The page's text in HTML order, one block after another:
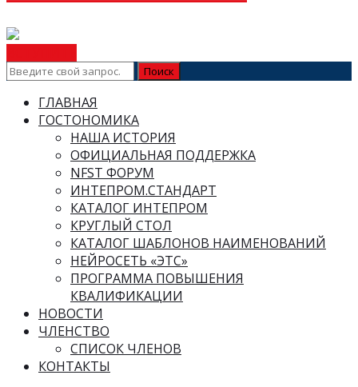
ГЛАВНАЯ
ГОСТОНОМИКА
НАША ИСТОРИЯ
ОФИЦИАЛЬНАЯ ПОДДЕРЖКА
NFST ФОРУМ
ИНТЕПРОМ.СТАНДАРТ
КАТАЛОГ ИНТЕПРОМ
КРУГЛЫЙ СТОЛ
КАТАЛОГ ШАБЛОНОВ НАИМЕНОВАНИЙ
НЕЙРОСЕТЬ «ЭТС»
ПРОГРАММА ПОВЫШЕНИЯ
КВАЛИФИКАЦИИ
НОВОСТИ
ЧЛЕНСТВО
СПИСОК ЧЛЕНОВ
КОНТАКТЫ